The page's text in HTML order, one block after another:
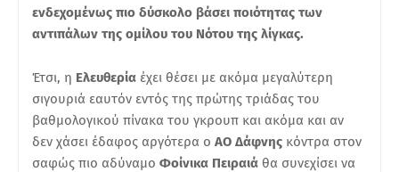
ενδεχομένως πιο δύσκολο βάσει ποιότητας των
αντιπάλων της ομίλου του Νότου της λίγκας.
Έτσι, η Ελευθερία έχει θέσει με ακόμα μεγαλύτερη
σιγουριά εαυτόν εντός της πρώτης τριάδας του
βαθμολογικού πίνακα του γκρουπ και ακόμα και αν
δεν χάσει έδαφος αργότερα ο ΑΟ Δάφνης κόντρα στον
σαφώς πιο αδύναμο Φοίνικα Πειραιά θα συνεχίσει να